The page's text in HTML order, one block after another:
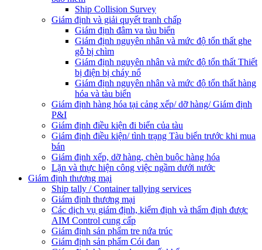
Ship Collision Survey
Giám định và giải quyết tranh chấp
Giám định đâm va tàu biển
Giám định nguyên nhân và mức độ tổn thất ghe
gỗ bị chìm
Giám định nguyên nhân và mức độ tổn thất Thiết
bị điện bị cháy nổ
Giám định nguyên nhân và mức độ tổn thất hàng
hóa và tàu biển
Giám định hàng hóa tại cảng xếp/ dỡ hàng/ Giám định
P&I
Giám định điều kiện đi biển của tàu
Giám định điều kiện/ tình trạng Tàu biển trước khi mua
bán
Giám định xếp, dỡ hàng, chèn buộc hàng hóa
Lặn và thực hiện công việc ngầm dưới nước
Giám định thương mại
Ship tally / Container tallying services
Giám định thương mại
Các dịch vụ giám định, kiểm định và thẩm định được
AIM Control cung cấp
Giám định sản phẩm tre nứa trúc
Giám định sản phẩm Cói đan